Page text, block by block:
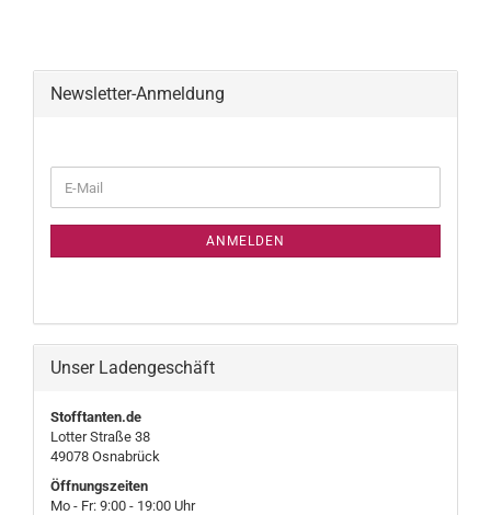
Newsletter-Anmeldung
ZUR
E-
Mail
ANMELDEN
Unser Ladengeschäft
Stofftanten.de
Lotter Straße 38
49078 Osnabrück
Öffnungszeiten
Mo - Fr: 9:00 - 19:00 Uhr